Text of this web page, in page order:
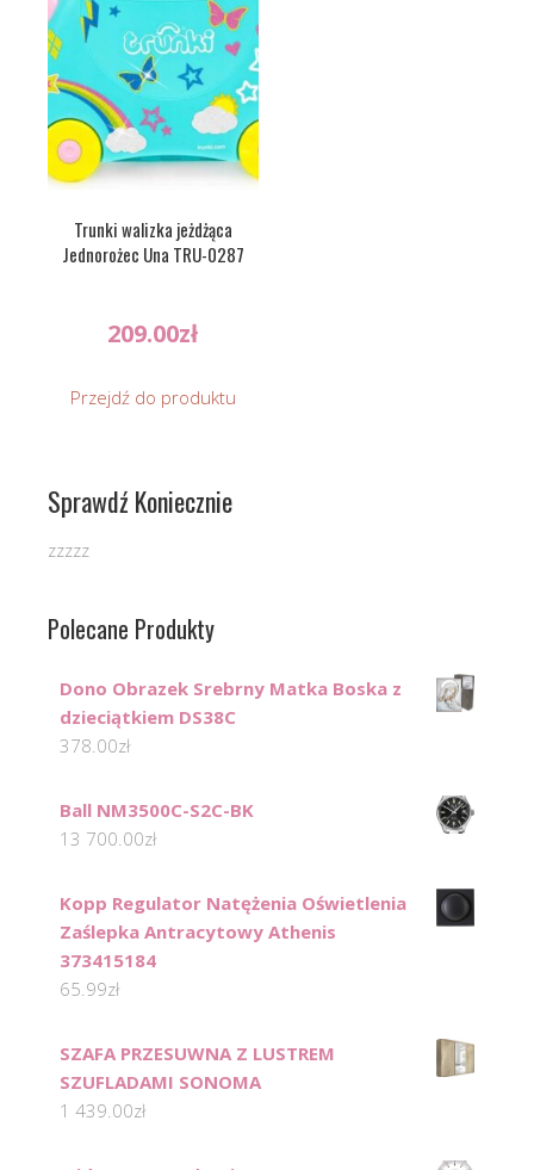
Trunki walizka jeżdżąca
Jednorożec Una TRU-0287
209.00zł
Przejdź do produktu
Sprawdź Koniecznie
zzzzz
Polecane Produkty
Dono Obrazek Srebrny Matka Boska z
dzieciątkiem DS38C
378.00zł
Ball NM3500C-S2C-BK
13 700.00zł
Kopp Regulator Natężenia Oświetlenia
Zaślepka Antracytowy Athenis
373415184
65.99zł
SZAFA PRZESUWNA Z LUSTREM
SZUFLADAMI SONOMA
1 439.00zł